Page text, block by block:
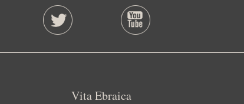
Vita Ebraica